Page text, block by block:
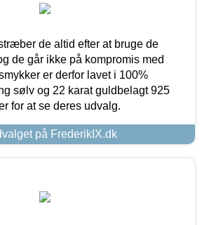
de altid efter at bruge de
de går ikke på kompromis med
er derfor lavet i 100%
sølv og 22 karat guldbelagt 925
for at se deres udvalg.
på FrederikIX.dk